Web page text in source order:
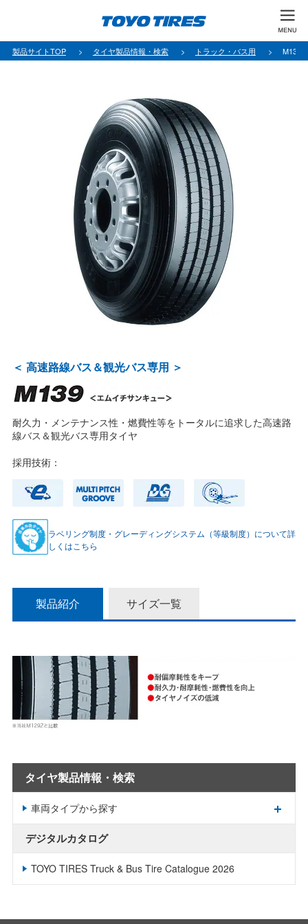
製品サイトTOP タイヤ製品情報・検索 トラック・バス用 M139
＜ 高速路線バス＆観光バス専用 ＞
耐久力・メンテナンス性・燃費性等をトータルに追求した高速路
線バス＆観光バス専用タイヤ
採用技術：
ラベリング制度・グレーディングシステム（等級制度）について詳
しくはこちら
製品紹介 サイズ一覧
タイヤ製品情報・検索
車両タイプから探す
デジタルカタログ
TOYO TIRES Truck & Bus Tire Catalogue 2026